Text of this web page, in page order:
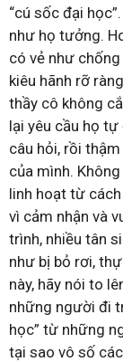
“cú sốc đại
như họ tưởng.
có vẻ như
kiêu hãnh rỡ
thầy cô không
lại yêu cầu họ
câu hỏi, rồi
của mình.
linh hoạt từ
vì cảm nhận và
trình, nhiều tân
như bị bỏ rơi,
này, hãy nói to
những người đi
học” từ những
tại sao vô số